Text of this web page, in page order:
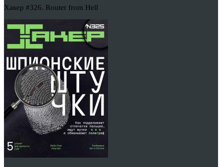
Хакер #326. Router from Hell